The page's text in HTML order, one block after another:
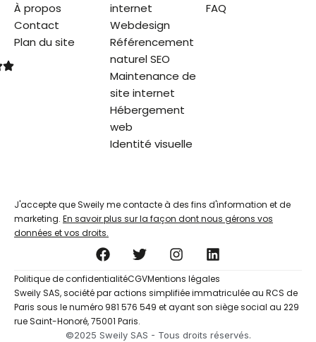
À propos
Contact
Plan du site
internet
Webdesign
Référencement
naturel SEO
Maintenance de
site internet
Hébergement
web
Identité visuelle
FAQ
J'accepte que Sweily me contacte à des fins d'information et de
marketing. En savoir plus sur la façon dont nous gérons vos
données et vos droits.
F
a
c
e
b
o
o
T
w
i
t
t
r
I
n
s
t
a
g
r
L
i
n
k
e
i
Politique de confidentialitéCGVMentions légales
Sweily SAS, société par actions simplifiée immatriculée au RCS de
Paris sous le numéro 981 576 549 et ayant son siège social au 229
rue Saint-Honoré, 75001 Paris.
©2025 Sweily SAS - Tous droits réservés.